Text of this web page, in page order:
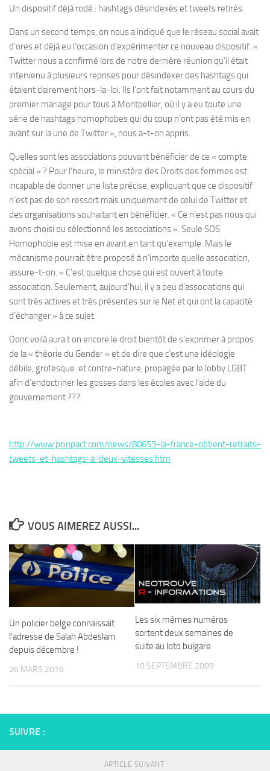
Un dispositif déjà rodé : hashtags désindexés et tweets retirés.
Dans un second temps, on nous a indiqué que le réseau social avait
d’ores et déjà eu l’occasion d’expérimenter ce nouveau dispositif. «
Twitter nous a confirmé lors de notre dernière réunion qu’il était
intervenu à plusieurs reprises pour désindexer des hashtags qui
étaient clairement hors-la-loi. Ils l’ont fait notamment au cours du
premier mariage pour tous à Montpellier, où il y a eu toute une
série de hashtags homophobes qui du coup n’ont pas été mis en
avant sur la une de Twitter », nous a-t-on appris.
Quelles sont les associations pouvant bénéficier de ce « compte
spécial » ? Pour l’heure, le ministère des Droits des femmes est
incapable de donner une liste précise, expliquant que ce dispositif
n’est pas de son ressort mais uniquement de celui de Twitter et
des organisations souhaitant en bénéficier. « Ce n’est pas nous qui
avons choisi ou sélectionné les associations ». Seule SOS
Homophobie est mise en avant en tant qu’exemple. Mais le
mécanisme pourrait être proposé à n’importe quelle association,
assure-t-on. « C’est quelque chose qui est ouvert à toute
association. Seulement, aujourd’hui, il y a peu d’associations qui
sont très actives et très présentes sur le Net et qui ont la capacité
d’échanger » à ce sujet.
Donc voilà aura t on encore le droit bientôt de s’exprimer à propos
de la « théorie du Gender » et de dire que c’est une idéologie
débile, grotesque et contre-nature, propagée par le lobby LGBT
afin d’endoctriner les gosses dans les écoles avec l’aide du
gouvernement ???
http://www.pcinpact.com/news/80653-la-france-obtient-retraits-
tweets-et-hashtags-a-deux-vitesses.htm
VOUS AIMEREZ AUSSI...
Un policier belge connaissait
l’adresse de Salah Abdeslam
depuis décembre !
26 MARS 2016
Les six mêmes numéros
sortent deux semaines de
suite au loto bulgare
10 SEPTEMBRE 2009
SUIVRE :
ARTICLE SUIVANT